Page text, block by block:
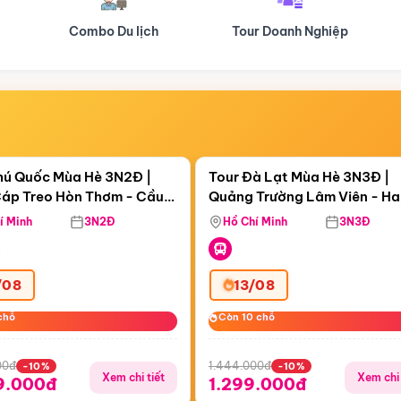
Tour Doanh Nghiệp Du lịch Hành Hương
15:25:12
Treo Hòn Thơm
Quốc Mùa Hè 3N2Đ |
Treo Hòn Thơm - Cầu
Viên Nước Aquatopia
Minh 3N2Đ
-10%
Xem chi tiết
Còn05 ngày 15:25:13
Tour Đà Lạt Mùa Hè 3N3Đ |
Quảng Trường Lâm Viên -
Hill - Puppy Farm
Hồ Chí Minh 3N3Đ
13/08
Còn 10 chỗ
Còn 10 chỗ
1.444.000đ -10%
1.299.000đ Xem